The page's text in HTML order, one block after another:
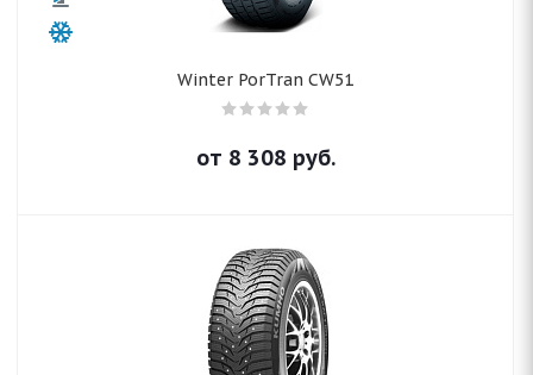
Winter PorTran CW51
от 8 308 руб.